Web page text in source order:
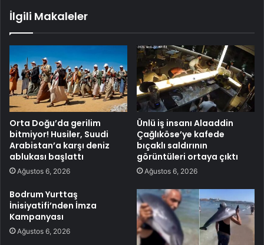
İlgili Makaleler
Orta Doğu’da gerilim
bitmiyor! Husiler, Suudi
Arabistan’a karşı deniz
ablukası başlattı
Ağustos 6, 2026
Ünlü iş insanı Alaaddin
Çağlıköse’ye kafede
bıçaklı saldırının
görüntüleri ortaya çıktı
Ağustos 6, 2026
Bodrum Yurttaş
İnisiyatifi’nden İmza
Kampanyası
Ağustos 6, 2026